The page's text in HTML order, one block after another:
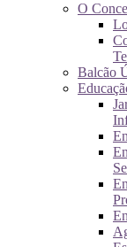
O
Balcão